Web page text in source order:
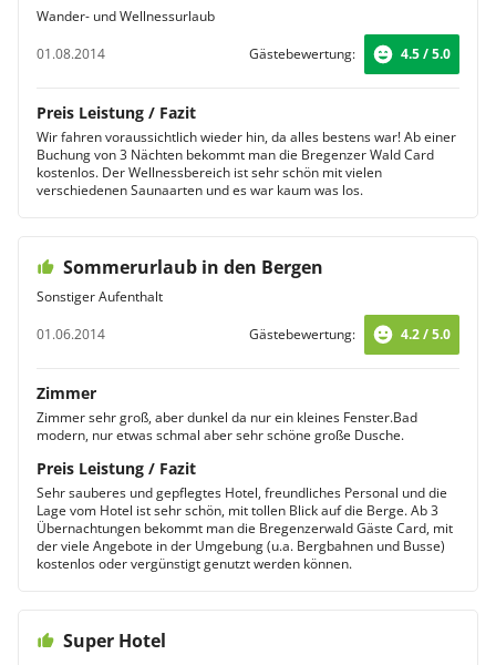
Wander- und Wellnessurlaub
01.08.2014
Gästebewertung: 4.5 / 5.0
Preis Leistung / Fazit
Wir fahren voraussichtlich wieder hin, da alles bestens war! Ab einer
Buchung von 3 Nächten bekommt man die Bregenzer Wald Card
kostenlos. Der Wellnessbereich ist sehr schön mit vielen
verschiedenen Saunaarten und es war kaum was los.
Sommerurlaub in den Bergen
Sonstiger Aufenthalt
01.06.2014
Gästebewertung: 4.2 / 5.0
Zimmer
Zimmer sehr groß, aber dunkel da nur ein kleines Fenster.Bad
modern, nur etwas schmal aber sehr schöne große Dusche.
Preis Leistung / Fazit
Sehr sauberes und gepflegtes Hotel, freundliches Personal und die
Lage vom Hotel ist sehr schön, mit tollen Blick auf die Berge. Ab 3
Übernachtungen bekommt man die Bregenzerwald Gäste Card, mit
der viele Angebote in der Umgebung (u.a. Bergbahnen und Busse)
kostenlos oder vergünstigt genutzt werden können.
Super Hotel